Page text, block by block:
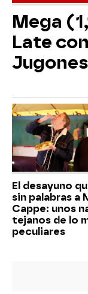
Mega
Late
Jugones
El desayuno
sin palabras a
Cappe: unos
tejanos de lo
peculiares